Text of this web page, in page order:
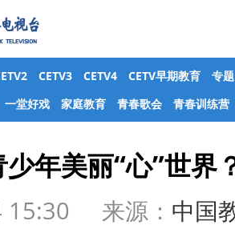
CETV3 CETV4 CETV早期教育
专题
一堂好戏 家庭教育 青春歌会 青春训练营
年美丽“心”世界
15:30 来源： 中国